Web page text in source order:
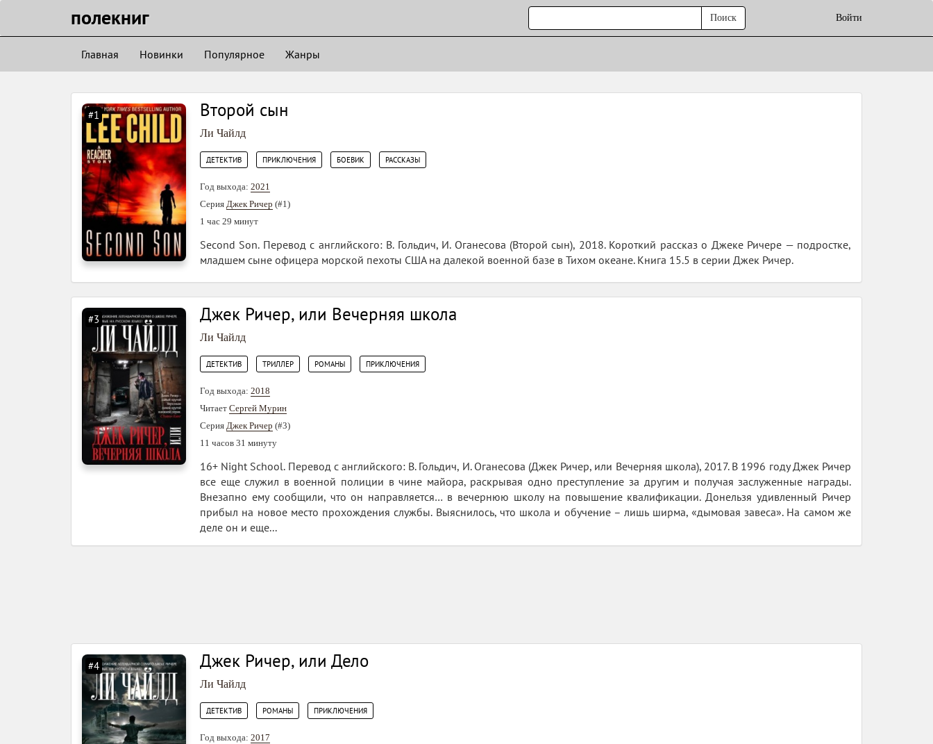
полекниг Войти
Поиск
Главная Новинки Популярное Жанры
#1 Второй сын
Ли Чайлд
ДЕТЕКТИВ ПРИКЛЮЧЕНИЯ БОЕВИК РАССКАЗЫ
Год выхода: 2021
Серия Джек Ричер (#1)
1 час 29 минут
Second Son. Перевод с английского: В. Гольдич, И. Оганесова (Второй сын), 2018. Короткий рассказ о Джеке Ричере — подростке,
младшем сыне офицера морской пехоты США на далекой военной базе в Тихом океане. Книга 15.5 в серии Джек Ричер.
#3 Джек Ричер, или Вечерняя школа
Ли Чайлд
ДЕТЕКТИВ ТРИЛЛЕР РОМАНЫ ПРИКЛЮЧЕНИЯ
Год выхода: 2018
Читает Сергей Мурин
Серия Джек Ричер (#3)
11 часов 31 минуту
16+ Night School. Перевод с английского: В. Гольдич, И. Оганесова (Джек Ричер, или Вечерняя школа), 2017. В 1996 году Джек Ричер
все еще служил в военной полиции в чине майора, раскрывая одно преступление за другим и получая заслуженные награды.
Внезапно ему сообщили, что он направляется… в вечернюю школу на повышение квалификации. Донельзя удивленный Ричер
прибыл на новое место прохождения службы. Выяснилось, что школа и обучение – лишь ширма, «дымовая завеса». На самом же
деле он и еще...
#4 Джек Ричер, или Дело
Ли Чайлд
ДЕТЕКТИВ РОМАНЫ ПРИКЛЮЧЕНИЯ
Год выхода: 2017